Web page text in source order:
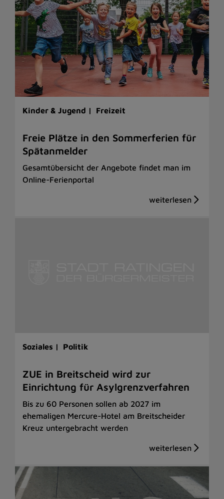
Kinder & Jugend | Freizeit
Freie Plätze in den Sommerferien für
Spätanmelder
Gesamtübersicht der Angebote findet man im
Online-Ferienportal
Soziales | Politik
ZUE in Breitscheid wird zur
Einrichtung für Asylgrenzverfahren
Bis zu 60 Personen sollen ab 2027 im
ehemaligen Mercure-Hotel am Breitscheider
Kreuz untergebracht werden